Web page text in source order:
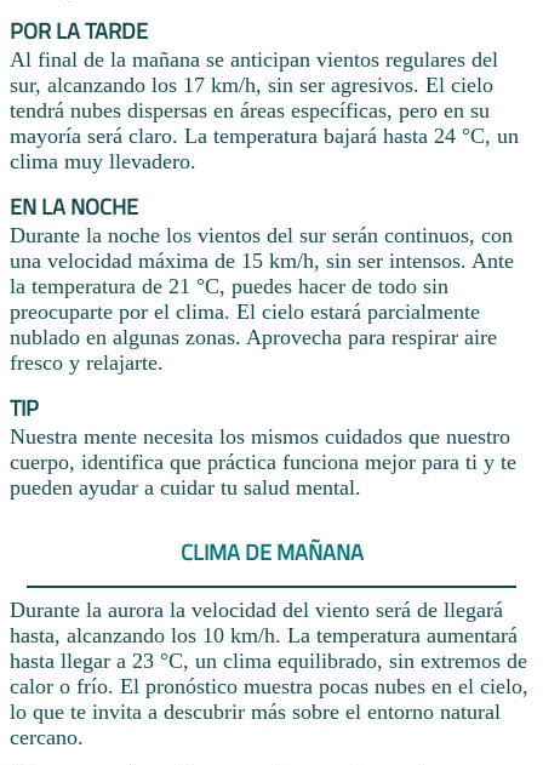
POR LA TARDE
Al final de la mañana se anticipan vientos regulares del
sur, alcanzando los 17 km/h, sin ser agresivos. El cielo
tendrá nubes dispersas en áreas específicas, pero en su
mayoría será claro. La temperatura bajará hasta 24 °C, un
clima muy llevadero.
EN LA NOCHE
Durante la noche los vientos del sur serán continuos, con
una velocidad máxima de 15 km/h, sin ser intensos. Ante
la temperatura de 21 °C, puedes hacer de todo sin
preocuparte por el clima. El cielo estará parcialmente
nublado en algunas zonas. Aprovecha para respirar aire
fresco y relajarte.
TIP
Nuestra mente necesita los mismos cuidados que nuestro
cuerpo, identifica que práctica funciona mejor para ti y te
pueden ayudar a cuidar tu salud mental.
CLIMA DE MAÑANA
Durante la aurora la velocidad del viento será de llegará
hasta, alcanzando los 10 km/h. La temperatura aumentará
hasta llegar a 23 °C, un clima equilibrado, sin extremos de
calor o frío. El pronóstico muestra pocas nubes en el cielo,
lo que te invita a descubrir más sobre el entorno natural
cercano.